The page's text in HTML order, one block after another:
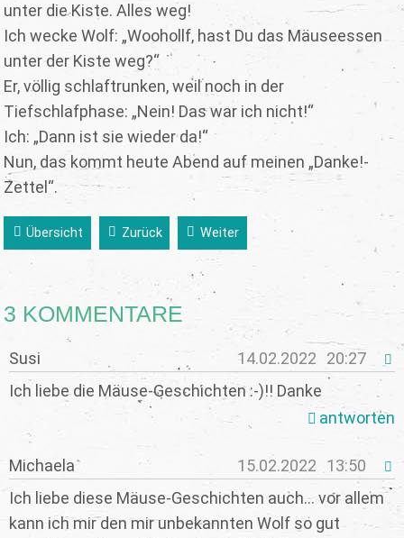
unter die Kiste. Alles weg!
Ich wecke Wolf: „Woohollf, hast Du das Mäuseessen
unter der Kiste weg?“
Er, völlig schlaftrunken, weil noch in der
Tiefschlafphase: „Nein! Das war ich nicht!“
Ich: „Dann ist sie wieder da!“
Nun, das kommt heute Abend auf meinen „Danke!-
Zettel“.
Übersicht Zurück Weiter
3 KOMMENTARE
Susi 14.02.2022
20:27
Ich liebe die Mäuse-Geschichten :-)!! Danke
antworten
Michaela 15.02.2022
13:50
Ich liebe diese Mäuse-Geschichten auch... vor allem
kann ich mir den mir unbekannten Wolf so gut